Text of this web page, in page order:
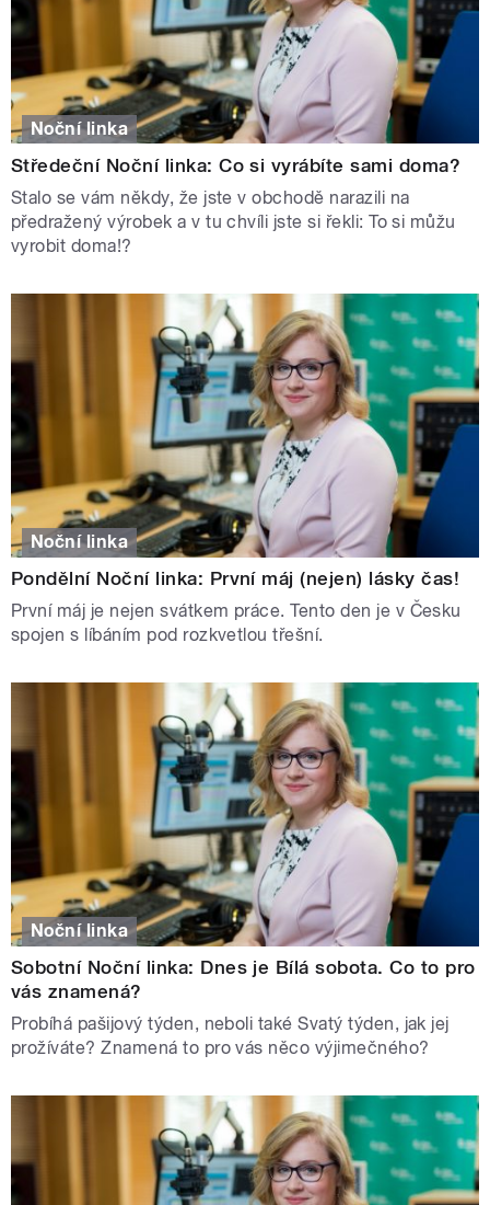
Noční linka
Středeční Noční linka: Co si vyrábíte sami doma?
Stalo se vám někdy, že jste v obchodě narazili na
předražený výrobek a v tu chvíli jste si řekli: To si můžu
vyrobit doma!?
Noční linka
Pondělní Noční linka: První máj (nejen) lásky čas!
První máj je nejen svátkem práce. Tento den je v Česku
spojen s líbáním pod rozkvetlou třešní.
Noční linka
Sobotní Noční linka: Dnes je Bílá sobota. Co to pro
vás znamená?
Probíhá pašijový týden, neboli také Svatý týden, jak jej
prožíváte? Znamená to pro vás něco výjimečného?